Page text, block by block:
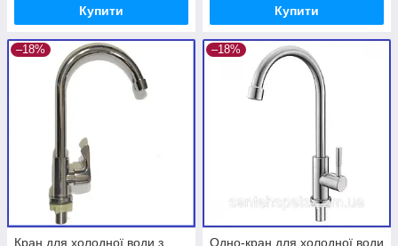
Купити Купити
–18%
Кран для холодної води з
–18%
Одно-кран для холодної води